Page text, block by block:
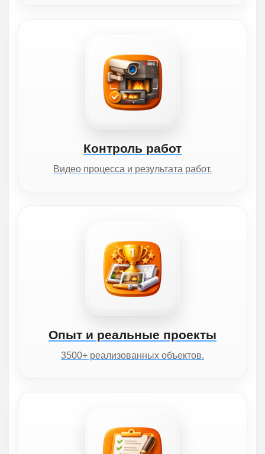
Контроль работ
Видео процесса и результата работ.
Опыт и реальные проекты
3500+ реализованных объектов.